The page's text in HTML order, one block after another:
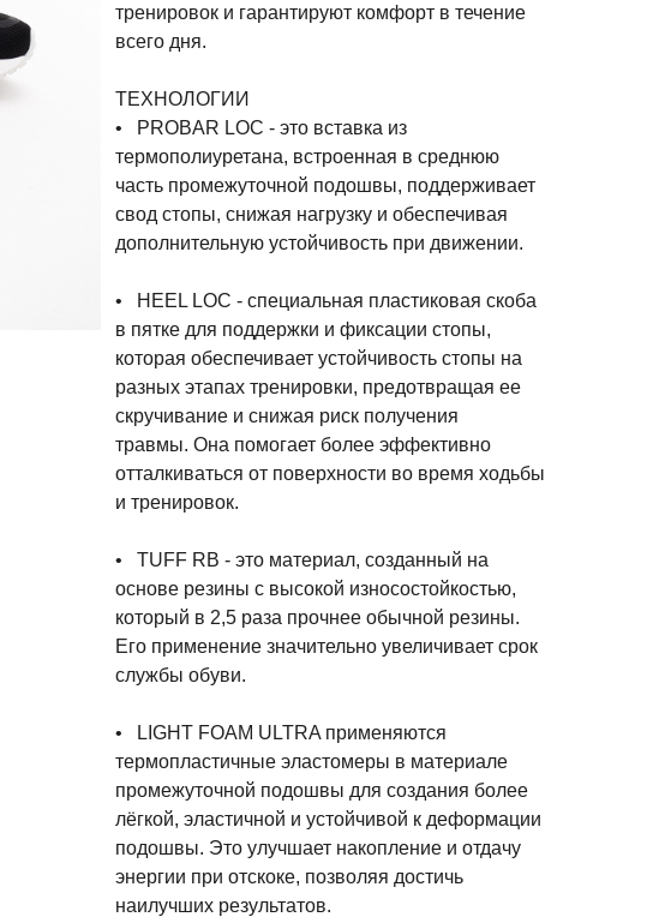
тренировок и гарантируют комфорт в течение
всего дня.
ТЕХНОЛОГИИ
• PROBAR LOC - это вставка из
термополиуретана, встроенная в среднюю
часть промежуточной подошвы, поддерживает
свод стопы, снижая нагрузку и обеспечивая
дополнительную устойчивость при движении.
• HEEL LOC - специальная пластиковая скоба
в пятке для поддержки и фиксации стопы,
которая обеспечивает устойчивость стопы на
разных этапах тренировки, предотвращая ее
скручивание и снижая риск получения
травмы. Она помогает более эффективно
отталкиваться от поверхности во время ходьбы
и тренировок.
• TUFF RB - это материал, созданный на
основе резины с высокой износостойкостью,
который в 2,5 раза прочнее обычной резины.
Его применение значительно увеличивает срок
службы обуви.
• LIGHT FOAM ULTRA применяются
термопластичные эластомеры в материале
промежуточной подошвы для создания более
лёгкой, эластичной и устойчивой к деформации
подошвы. Это улучшает накопление и отдачу
энергии при отскоке, позволяя достичь
наилучших результатов.